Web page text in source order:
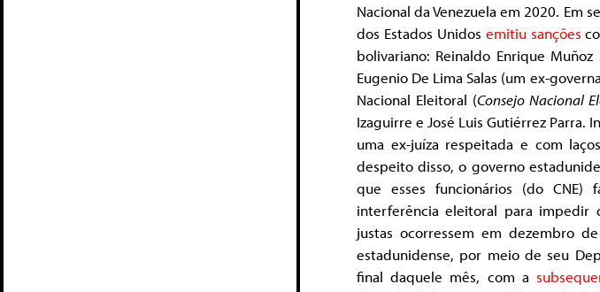
Nacional da Venezuela em 2020. Em
dos Estados Unidos emitiu sanções
bolivariano: Reinaldo Enrique
Eugenio De Lima Salas (um ex-
Nacional Eleitoral (Consejo Nacional
Izaguirre e José Luis Gutiérrez Parra.
uma ex-juíza respeitada e com
despeito disso, o governo
que esses funcionários (do CNE)
interferência eleitoral para impedir
justas ocorressem em dezembro
estadunidense, por meio de seu
final daquele mês, com a